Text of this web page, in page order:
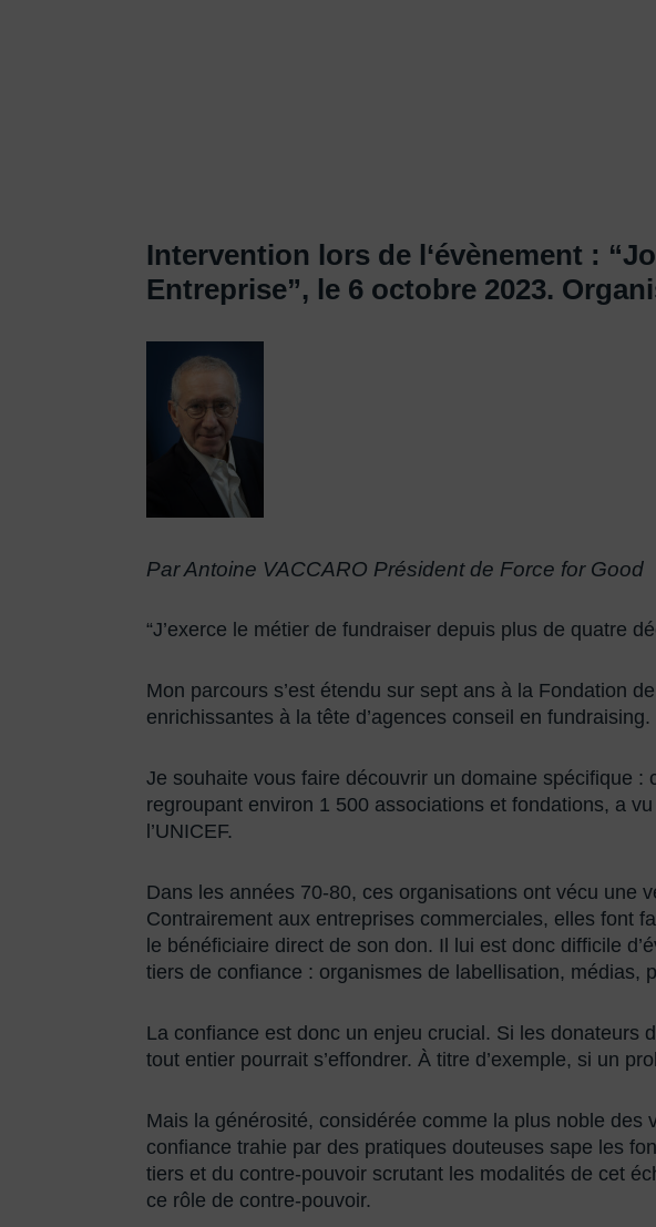
Intervention lors de l‘évènement :
Entreprise”, le 6 octobre 2023.
Par Antoine VACCARO Président de Force for Good
“J’exerce le métier de fundraiser depuis plus de quatre
Mon parcours s’est étendu sur sept ans à la Fondation
enrichissantes à la tête d’agences conseil en fundraising.
Je souhaite vous faire découvrir un domaine spécifique
regroupant environ 1 500 associations et fondations, a
l’UNICEF.
Dans les années 70-80, ces organisations ont vécu une
Contrairement aux entreprises commerciales, elles font
le bénéficiaire direct de son don. Il lui est donc difficile
tiers de confiance : organismes de labellisation, médias,
La confiance est donc un enjeu crucial. Si les donateurs
tout entier pourrait s’effondrer. À titre d’exemple, si un
Mais la générosité, considérée comme la plus noble
confiance trahie par des pratiques douteuses sape les
tiers et du contre-pouvoir scrutant les modalités de cet
ce rôle de contre-pouvoir.